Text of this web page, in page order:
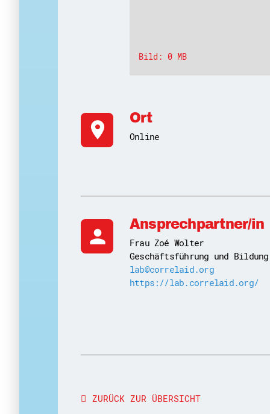
Bild: 0 MB
location_on
Ort
Online
person
Ansprechpartner/in
Frau Zoé Wolter
Geschäftsführung und Bildung
lab@correlaid.org
https://lab.correlaid.org/
ZURÜCK ZUR ÜBERSICHT